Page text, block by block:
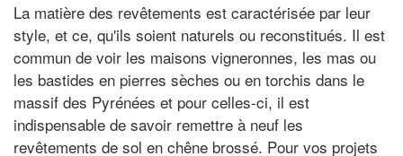
La matière des revêtements est caractérisée par leur
style, et ce, qu'ils soient naturels ou reconstitués. Il est
commun de voir les maisons vigneronnes, les mas ou
les bastides en pierres sèches ou en torchis dans le
massif des Pyrénées et pour celles-ci, il est
indispensable de savoir remettre à neuf les
revêtements de sol en chêne brossé. Pour vos projets